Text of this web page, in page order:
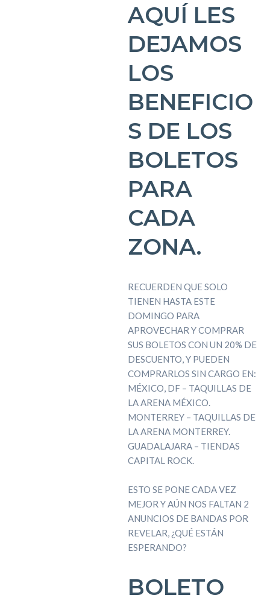
AQUÍ LES
DEJAMOS
LOS
BENEFICIO
S DE LOS
BOLETOS
PARA
CADA
ZONA.
RECUERDEN QUE SOLO
TIENEN HASTA ESTE
DOMINGO PARA
APROVECHAR Y COMPRAR
SUS BOLETOS CON UN 20% DE
DESCUENTO, Y PUEDEN
COMPRARLOS SIN CARGO EN:
MÉXICO, DF – TAQUILLAS DE
LA ARENA MÉXICO.
MONTERREY – TAQUILLAS DE
LA ARENA MONTERREY.
GUADALAJARA – TIENDAS
CAPITAL ROCK.
ESTO SE PONE CADA VEZ
MEJOR Y AÚN NOS FALTAN 2
ANUNCIOS DE BANDAS POR
REVELAR, ¿QUÉ ESTÁN
ESPERANDO?
BOLETO